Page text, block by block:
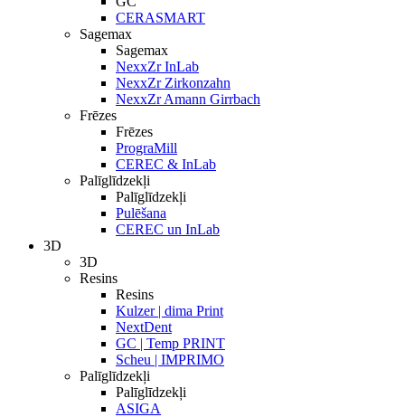
CERASMART
Sagemax
Sagemax
NexxZr InLab
NexxZr Zirkonzahn
NexxZr Amann Girrbach
Frēzes
Frēzes
PrograMill
CEREC & InLab
Palīglīdzekļi
Palīglīdzekļi
Pulēšana
CEREC un InLab
3D
3D
Resins
Resins
Kulzer | dima Print
NextDent
GC | Temp PRINT
Scheu | IMPRIMO
Palīglīdzekļi
Palīglīdzekļi
ASIGA